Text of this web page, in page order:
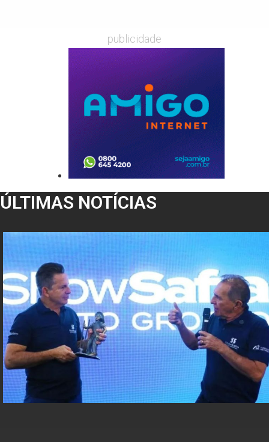
publicidade
ÚLTIMAS NOTÍCIAS